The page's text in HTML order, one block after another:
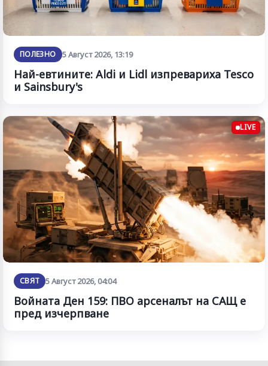
ПОЛЕЗНО 5 Август 2026, 13:19
Най-евтините: Aldi и Lidl изпревариха Tesco
и Sainsbury's
LIVE
СВЯТ 5 Август 2026, 04:04
Войната Ден 159: ПВО арсеналът на САЩ е
пред изчерпване